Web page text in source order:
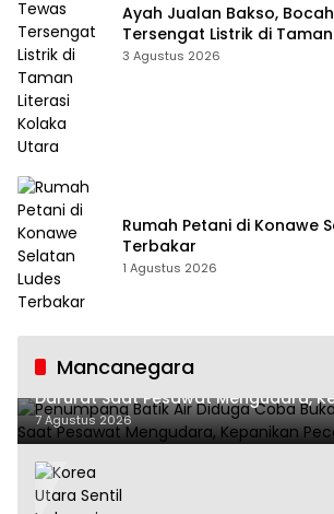
Ayah Jualan Bakso,
Tersengat Listrik di
Utara
3 Agustus 2026
Rumah Petani di Konawe
Terbakar
1 Agustus 2026
Mancanegara
Penumpang Batik Air Diduga Coba
Darurat Saat Pesawat Mengudara,
di Dalam Kabin
7 Agustus 2026